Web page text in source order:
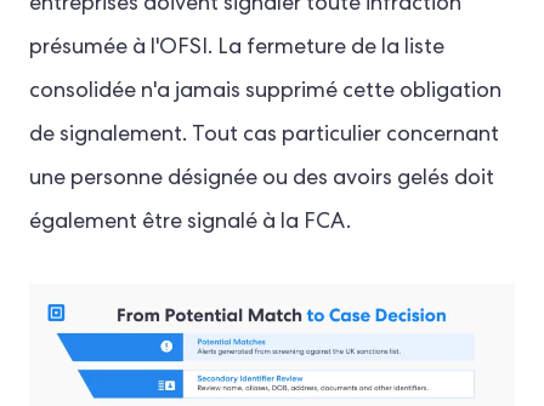
entreprises doivent signaler toute infraction
présumée à l'OFSI. La fermeture de la liste
consolidée n'a jamais supprimé cette obligation
de signalement. Tout cas particulier concernant
une personne désignée ou des avoirs gelés doit
également être signalé à la FCA.